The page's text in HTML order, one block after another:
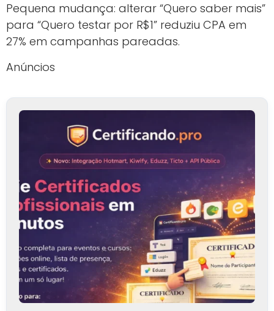
Pequena mudança: alterar “Quero saber mais”
para “Quero testar por R$1” reduziu CPA em
27% em campanhas pareadas.
Anúncios